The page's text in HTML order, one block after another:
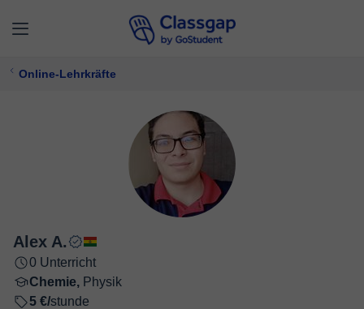
Online-Lehrkräfte
Alex A.
0 Unterricht
Chemie, Physik
5 €/stunde